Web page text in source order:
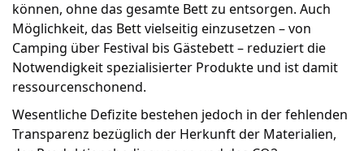
können, ohne das gesamte Bett zu entsorgen. Auch
Möglichkeit, das Bett vielseitig einzusetzen – von
Camping über Festival bis Gästebett – reduziert die
Notwendigkeit spezialisierter Produkte und ist damit
ressourcenschonend.
Wesentliche Defizite bestehen jedoch in der fehlenden
Transparenz bezüglich der Herkunft der Materialien,